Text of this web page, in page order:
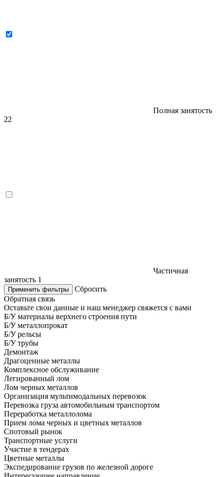
Полная занятость
22
Частичная
занятость 1
Применить фильтры
Сбросить
Обратная связь
Оставьте свои данные и наш менеджер свяжется с вами
Б/У материалы верхнего строения пути
Б/У металлопрокат
Б/У рельсы
Б/У трубы
Демонтаж
Драгоценные металлы
Комплексное обслуживание
Легированный лом
Лом черных металлов
Организация мультимодальных перевозок
Перевозка груза автомобильным транспортом
Переработка металлолома
Прием лома черных и цветных металлов
Спотовый рынок
Транспортные услуги
Участие в тендерах
Цветные металлы
Экспедирование грузов по железной дороге